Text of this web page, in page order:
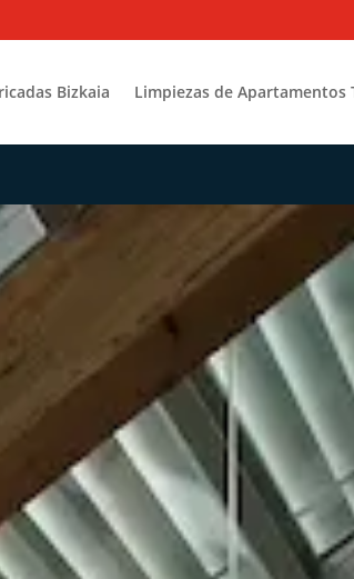
Bizkaia Limpiezas de Apartamentos